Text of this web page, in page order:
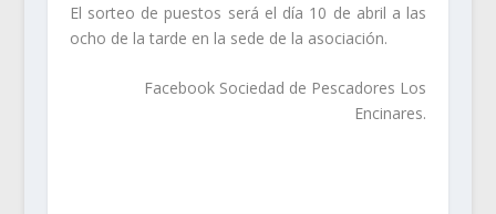
El sorteo de puestos será el día 10 de abril a las
ocho de la tarde en la sede de la asociación.
Facebook Sociedad de Pescadores Los
Encinares.